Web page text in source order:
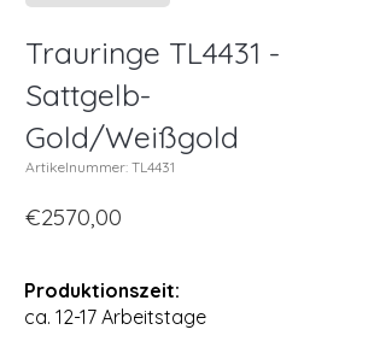
Trauringe TL4431 -
Sattgelb-
Gold/Weißgold
Artikelnummer: TL4431
€2570,00
Produktionszeit:
ca. 12-17 Arbeitstage